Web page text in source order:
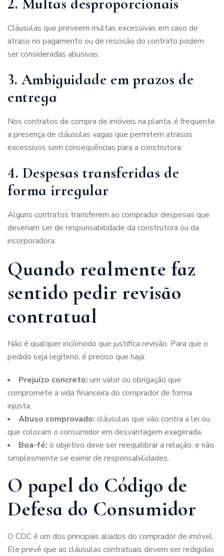
Cláusulas que preveem multas excessivas em caso de
atraso no pagamento ou de rescisão do contrato podem
ser consideradas abusivas.
3. Ambiguidade em prazos de
entrega
Nos contratos de compra de imóveis na planta, é frequente
a presença de cláusulas vagas que permitem atrasos
excessivos sem consequências para a construtora.
4. Despesas transferidas de
forma irregular
Alguns contratos transferem ao comprador despesas que
deveriam ser de responsabilidade da construtora ou da
incorporadora.
Quando realmente faz
sentido pedir revisão
contratual
Não é qualquer incômodo que justifica revisão. Para que o
pedido seja legítimo, é preciso que haja:
Prejuízo concreto: um valor ou obrigação que
compromete a vida financeira do comprador de forma
injusta.
Abuso comprovado: cláusulas que vão contra a lei ou
que colocam o consumidor em desvantagem exagerada.
Boa-fé: o objetivo deve ser reequilibrar a relação, e não
simplesmente se eximir de responsabilidades.
O papel do Código de
Defesa do Consumidor
O CDC é um dos principais aliados do comprador de imóvel.
Ele prevê que as cláusulas contratuais devem ser redigidas